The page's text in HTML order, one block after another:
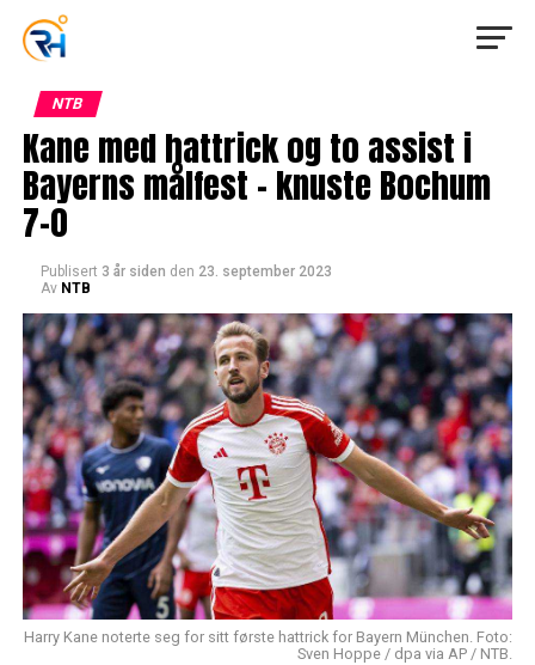
NTB
Kane med hattrick og to assist i
Bayerns målfest – knuste Bochum
7-0
Publisert 3 år siden den 23. september 2023
Av NTB
Harry Kane noterte seg for sitt første hattrick for Bayern München. Foto:
Sven Hoppe / dpa via AP / NTB.